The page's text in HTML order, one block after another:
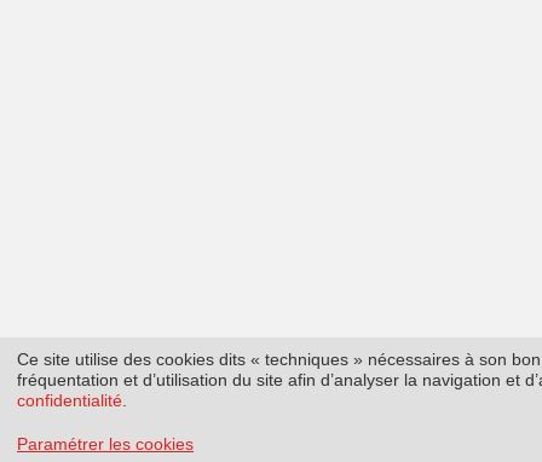
Ce site utilise des cookies dits « techniques » nécessaires à son
fréquentation et d’utilisation du site afin d’analyser la navigation et
confidentialité
Paramétrer les cookies